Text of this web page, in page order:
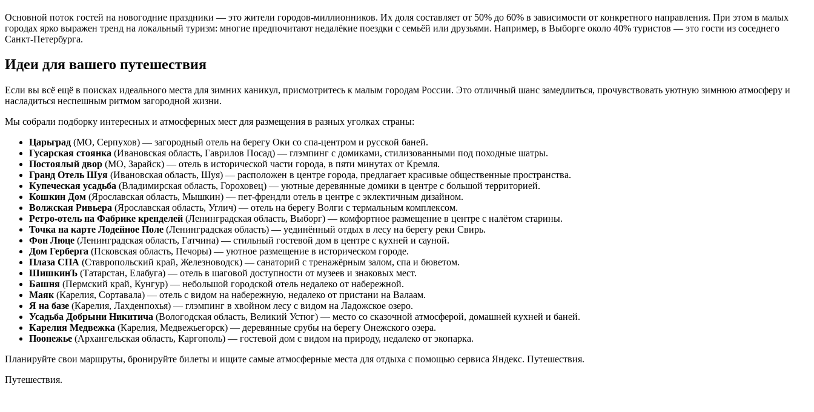
Основной поток гостей на новогодние праздники — это жители городов-миллионников. Их доля составляет от 50% до 60% в зависимости от конкретного направления. При этом в малых
городах ярко выражен тренд на локальный туризм: многие предпочитают недалёкие поездки с семьёй или друзьями. Например, в Выборге около 40% туристов — это гости из соседнего
Санкт-Петербурга.
Идеи для вашего путешествия
Если вы всё ещё в поисках идеального места для зимних каникул, присмотритесь к малым городам России. Это отличный шанс замедлиться, прочувствовать уютную зимнюю атмосферу и
насладиться неспешным ритмом загородной жизни.
Мы собрали подборку интересных и атмосферных мест для размещения в разных уголках страны:
Царьград (МО, Серпухов) — загородный отель на берегу Оки со спа-центром и русской баней.
Гусарская стоянка (Ивановская область, Гаврилов Посад) — глэмпинг с домиками, стилизованными под походные шатры.
Постоялый двор (МО, Зарайск) — отель в исторической части города, в пяти минутах от Кремля.
Гранд Отель Шуя (Ивановская область, Шуя) — расположен в центре города, предлагает красивые общественные пространства.
Купеческая усадьба (Владимирская область, Гороховец) — уютные деревянные домики в центре с большой территорией.
Кошкин Дом (Ярославская область, Мышкин) — пет-френдли отель в центре с эклектичным дизайном.
Волжская Ривьера (Ярославская область, Углич) — отель на берегу Волги с термальным комплексом.
Ретро-отель на Фабрике кренделей (Ленинградская область, Выборг) — комфортное размещение в центре с налётом старины.
Точка на карте Лодейное Поле (Ленинградская область) — уединённый отдых в лесу на берегу реки Свирь.
Фон Люце (Ленинградская область, Гатчина) — стильный гостевой дом в центре с кухней и сауной.
Дом Герберга (Псковская область, Печоры) — уютное размещение в историческом городе.
Плаза СПА (Ставропольский край, Железноводск) — санаторий с тренажёрным залом, спа и бюветом.
ШишкинЪ (Татарстан, Елабуга) — отель в шаговой доступности от музеев и знаковых мест.
Башня (Пермский край, Кунгур) — небольшой городской отель недалеко от набережной.
Маяк (Карелия, Сортавала) — отель с видом на набережную, недалеко от пристани на Валаам.
Я на базе (Карелия, Лахденпохья) — глэмпинг в хвойном лесу с видом на Ладожское озеро.
Усадьба Добрыни Никитича (Вологодская область, Великий Устюг) — место со сказочной атмосферой, домашней кухней и баней.
Карелия Медвежка (Карелия, Медвежьегорск) — деревянные срубы на берегу Онежского озера.
Поонежье (Архангельская область, Каргополь) — гостевой дом с видом на природу, недалеко от экопарка.
Планируйте свои маршруты, бронируйте билеты и ищите самые атмосферные места для отдыха с помощью сервиса Яндекс. Путешествия.
Путешествия.